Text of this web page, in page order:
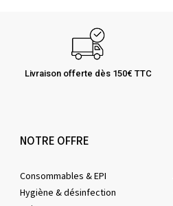
Livraison offerte dès 150€ TTC
NOTRE OFFRE
Consommables & EPI
Hygiène & désinfection